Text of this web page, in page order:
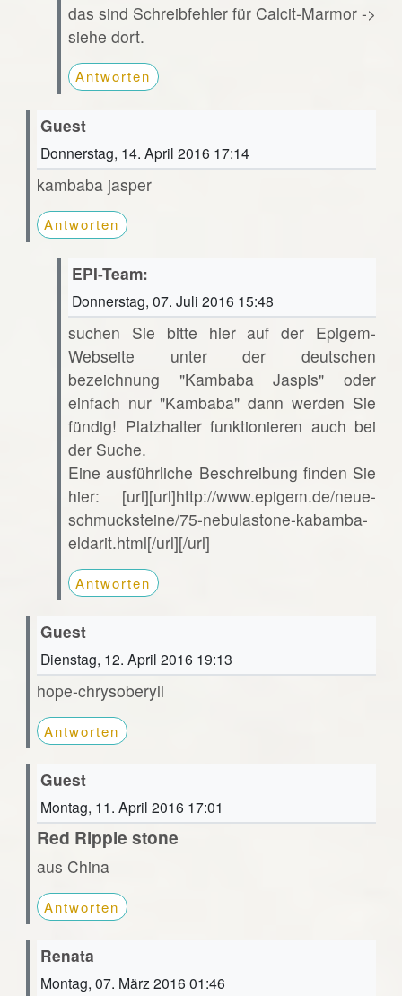
das sind Schreibfehler für Calcit-Marmor ->
siehe dort.
Antworten
Guest
Donnerstag, 14. April 2016 17:14
kambaba jasper
Antworten
EPI-Team:
Donnerstag, 07. Juli 2016 15:48
suchen Sie bitte hier auf der Epigem-
Webseite unter der deutschen
bezeichnung "Kambaba Jaspis" oder
einfach nur "Kambaba" dann werden Sie
fündig! Platzhalter funktionieren auch bei
der Suche.
Eine ausführliche Beschreibung finden Sie
hier: [url][url]http://www.epigem.de/neue-
schmucksteine/75-nebulastone-kabamba-
eldarit.html[/url][/url]
Antworten
Guest
Dienstag, 12. April 2016 19:13
hope-chrysoberyll
Antworten
Guest
Montag, 11. April 2016 17:01
Red Ripple stone
aus China
Antworten
Renata
Montag, 07. März 2016 01:46